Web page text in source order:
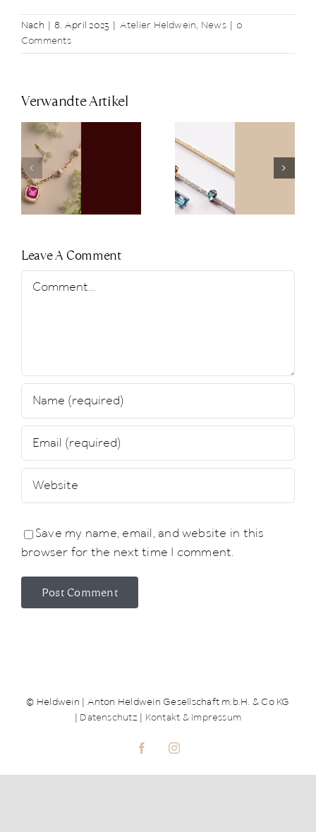
Nach 8. April 2023 Atelier Heldwein, News
0
Comments
Verwandte Artikel
Clip-Ons für
Facetten am
Tennisarmband
Pomellato
for Women –
der Freiheit
Leave A Comment
Comment
Save my name, email, and website in this
browser for the next time I comment.
© Heldwein | Anton Heldwein Gesellschaft m.b.H. & Co KG
Datenschutz| Kontakt & Impressum